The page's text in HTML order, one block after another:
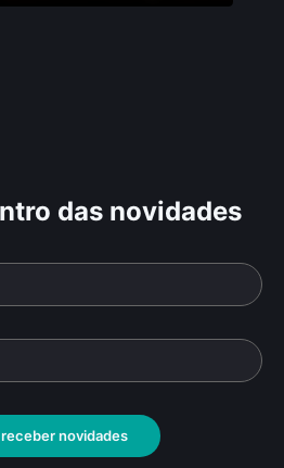
das novidades
novidades